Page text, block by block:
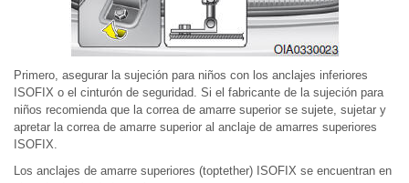
Primero, asegurar la sujeción para niños con los anclajes inferiores
ISOFIX o el cinturón de seguridad. Si el fabricante de la sujeción para
niños recomienda que la correa de amarre superior se sujete, sujetar y
apretar la correa de amarre superior al anclaje de amarres superiores
ISOFIX.
Los anclajes de amarre superiores (toptether) ISOFIX se encuentran en